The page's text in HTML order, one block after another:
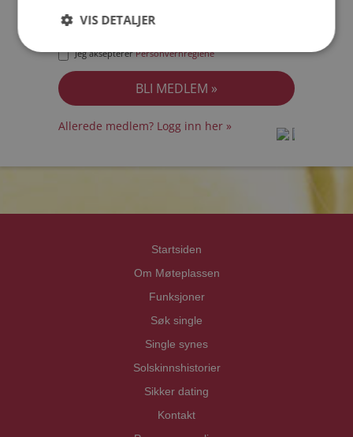
Jeg akseptererPersonvernreglene
Allerede medlem? Logg inn her »
Startsiden
Om Møteplassen
Funksjoner
Søk single
Single synes
Solskinnshistorier
Sikker dating
Kontakt
VIS DETALJER